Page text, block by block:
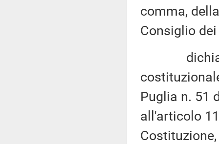
comma,
Consiglio
dichiara
Puglia n. 51
all'articolo